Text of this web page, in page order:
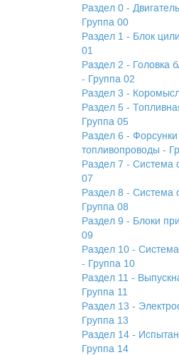
Раздел 0 -
Группа 00
Раздел 1 - Блок
01
Раздел 2 - Головка
- Группа 02
Раздел 3 -
Раздел 5 -
Группа 05
Раздел 6 -
топливопроводы -
Раздел 7 - Система
07
Раздел 8 - Система
Группа 08
Раздел 9 - Блоки
09
Раздел 10 -
- Группа 10
Раздел 11 -
Группа 11
Раздел 13 -
Группа 13
Раздел 14 -
Группа 14